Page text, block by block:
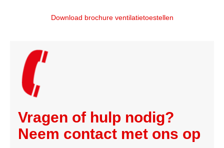
Download brochure ventilatietoestellen
Vragen of hulp nodig?
Neem contact met ons op